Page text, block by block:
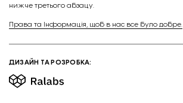
нижче третього абзацу.
Права та Інформація, щоб в нас все було добре.
ДИЗАЙН ТА РОЗРОБКА: